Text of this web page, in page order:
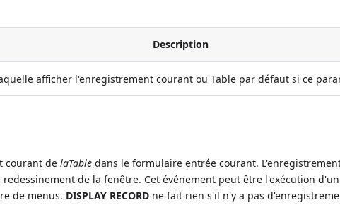
Description
afficher l'enregistrement courant ou Table par défaut si ce
courant delaTable dans le formulaire entrée courant.
de la fenêtre. Cet événement peut être l'exécution
de menus. DISPLAY RECORD ne fait rien s'il n'y a pas